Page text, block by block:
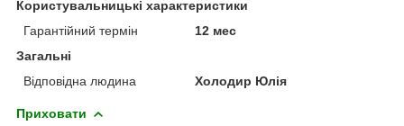
Користувальницькі характеристики
Гарантійний термін
12 мес
Загальні
Відповідна людина
Холодир Юлія
Приховати